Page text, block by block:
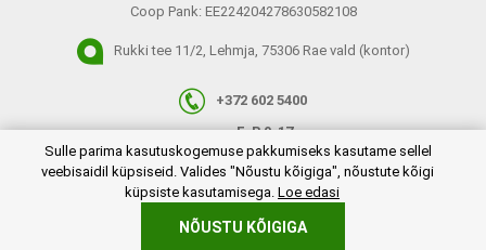
Coop Pank: EE224204278630582108
Rukki tee 11/2, Lehmja, 75306 Rae vald (kontor)
+372 602 5400
E-R 9-17
info@invaru.ee
Sulle parima kasutuskogemuse pakkumiseks kasutame sellel
veebisaidil küpsiseid. Valides "Nõustu kõigiga", nõustute kõigi
küpsiste kasutamisega. Loe edasi
NÕUSTU KÕIGIGA